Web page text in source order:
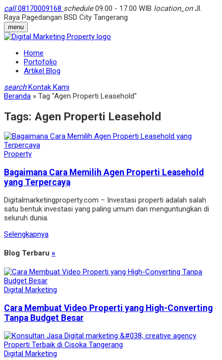
call08170009168 schedule09.00 - 17.00 WIB location_onJl.
Raya Pagedangan BSD City Tangerang
menu
Home
Portofolio
Artikel Blog
search Kontak Kami
Beranda » Tag "Agen Properti Leasehold"
Tags: Agen Properti Leasehold
Property
Bagaimana Cara Memilih Agen Properti Leasehold
yang Terpercaya
Digitalmarketingproperty.com – Investasi properti adalah salah
satu bentuk investasi yang paling umum dan menguntungkan di
seluruh dunia.
Selengkapnya
Blog Terbaru »
Digital Marketing
Cara Membuat Video Properti yang High-Converting
Tanpa Budget Besar
Digital Marketing